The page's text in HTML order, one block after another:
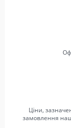
Ціни,
замовлення